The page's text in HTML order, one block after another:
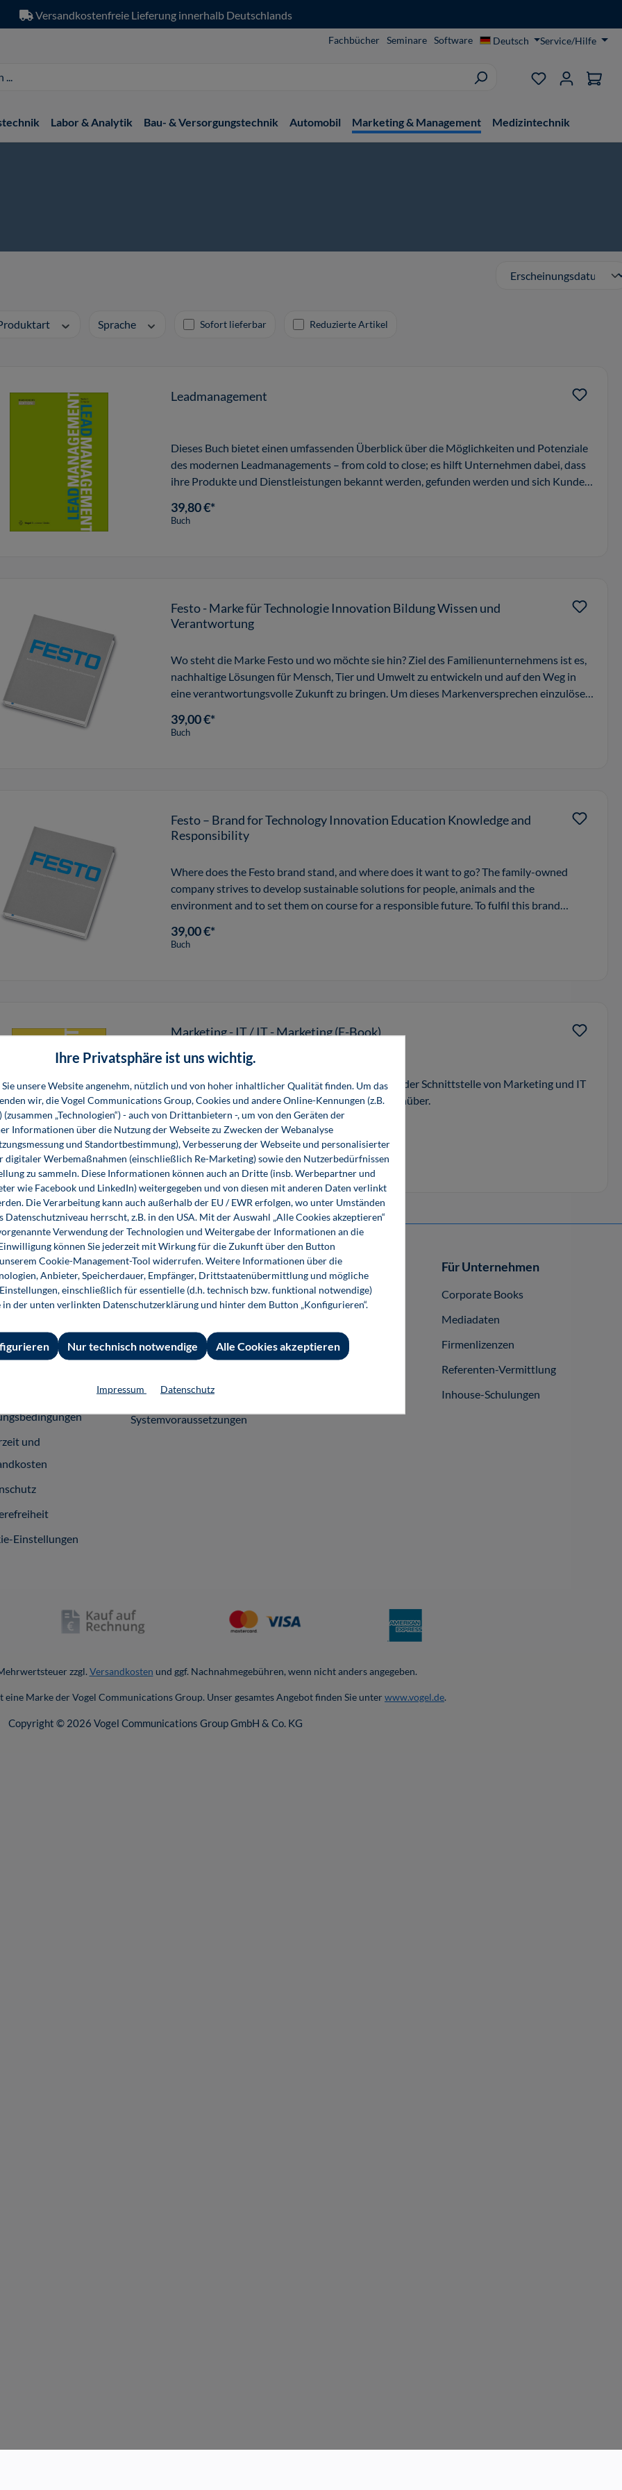
Versandkostenfreie Lieferung innerhalb Deutschlands
Fachbücher Seminare Software Deutsch Service/Hilfe
Du hast 0
Labor & Analytik Bau- & Versorgungstechnik Automobil Marketing & Management Medizintechnik
Sprache Sofort lieferbar Reduzierte Artikel
Leadmanagement
Dieses Buch bietet einen umfassenden Überblick über die Möglichkeiten und Potenziale
des modernen Leadmanagements – from cold to close; es hilft Unternehmen dabei, dass
ihre Produkte und Dienstleistungen bekannt werden, gefunden werden und sich Kunden
39,80 €*
Buch
Festo - Marke für Technologie Innovation Bildung Wissen und
Verantwortung
Wo steht die Marke Festo und wo möchte sie hin? Ziel des Familienunternehmens ist es,
nachhaltige Lösungen für Mensch, Tier und Umwelt zu entwickeln und auf den Weg in
eine verantwortungsvolle Zukunft zu bringen. Um dieses Markenversprechen einzulösen,
39,00 €*
Buch
Festo – Brand for Technology Innovation Education Knowledge and
Responsibility
Where does the Festo brand stand, and where does it want to go? The family-owned
company strives to develop sustainable solutions for people, animals and the
environment and to set them on course for a responsible future. To fulfil this brand
39,00 €*
Buch
Marketing - IT / IT - Marketing (E-Book)
Dieses Buch stellt zu den wichtigsten Themen an der Schnittstelle von Marketing und IT
in kompakter Form beide Blickwinkel direkt gegenüber.
5,80 €*
E-Book (PDF)
Informationen
und
Einstellungen
Shop-Service
Ansprechpartner
InfoClick
Nutzungsrechte
Systemvoraussetzungen
Für Autor-/innen
Fachbuch publizieren
Für Unternehmen
Corporate Books
Mediadaten
Firmenlizenzen
Referenten-Vermittlung
Inhouse-Schulungen
zzgl. Versandkosten und ggf. Nachnahmegebühren, wenn nicht anders angegeben.
Marke der Vogel Communications Group. Unser gesamtes Angebot finden Sie unterwww.vogel.de.
Copyright © 2026 Vogel Communications Group GmbH & Co. KG
Ihre Privatsphäre ist uns wichtig.
unsere Website angenehm, nützlich und von hoher inhaltlicher Qualität finden. Um das
wir, die Vogel Communications Group, Cookies und andere Online-Kennungen (z.B.
„Technologien“) - auch von Drittanbietern -, um von den Geräten der
Informationen über die Nutzung der Webseite zu Zwecken der Webanalyse
und Standortbestimmung), Verbesserung der Webseite und personalisierter
digitaler Werbemaßnahmen (einschließlich Re-Marketing) sowie den Nutzerbedürfnissen
zu sammeln. Diese Informationen können auch an Dritte (insb. Werbepartner und
wie Facebook und LinkedIn) weitergegeben und von diesen mit anderen Daten verlinkt
Die Verarbeitung kann auch außerhalb der EU / EWR erfolgen, wo unter Umständen
Datenschutzniveau herrscht, z.B. in den USA. Mit der Auswahl „Alle Cookies akzeptieren“
Verwendung der Technologien und Weitergabe der Informationen an die
können Sie jederzeit mit Wirkung für die Zukunft über den Button
Cookie-Management-Tool widerrufen. Weitere Informationen über die
Anbieter, Speicherdauer, Empfänger, Drittstaatenübermittlung und mögliche
einschließlich für essentielle (d.h. technisch bzw. funktional notwendige)
in der unten verlinkten Datenschutzerklärung und hinter dem Button „Konfigurieren“.
Nur technisch notwendige Alle Cookies akzeptieren
Impressum Datenschutz